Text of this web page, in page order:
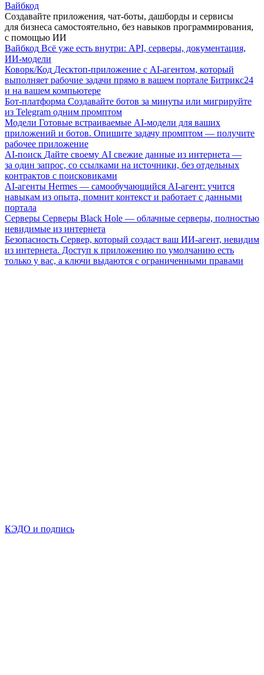
Вайбкод
Создавайте приложения, чат-боты, дашборды и сервисы
для бизнеса самостоятельно, без навыков программирования,
с помощью ИИ
Вайбкод Всё уже есть внутри: API, серверы, документация,
ИИ-модели
Коворк/Код Десктоп-приложение с AI-агентом, который
выполняет рабочие задачи прямо в вашем портале Битрикс24
и на вашем компьютере
Бот-платформа Создавайте ботов за минуты или мигрируйте
из Telegram одним промптом
Модели Готовые встраиваемые AI-модели для ваших
приложений и ботов. Опишите задачу промптом — получите
рабочее приложение
AI-поиск Дайте своему AI свежие данные из интернета —
за один запрос, со ссылками на источники, без отдельных
контрактов с поисковиками
AI-агенты Hermes — самообучающийся AI-агент: учится
навыкам из опыта, помнит контекст и работает с данными
портала
Серверы Серверы Black Hole — облачные серверы, полностью
невидимые из интернета
Безопасность Сервер, который создаст ваш ИИ-агент, невидим
из интернета. Доступ к приложению по умолчанию есть
только у вас, а ключи выдаются с ограниченными правами
КЭДО и подпись